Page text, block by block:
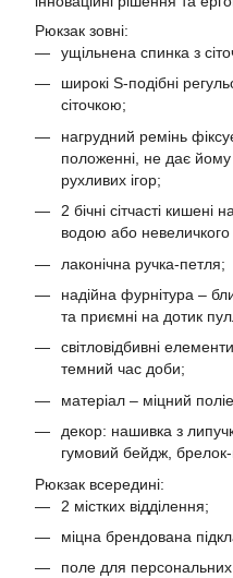
Рюкзак зовні:
ущільнена спинка з
широкі S-подібні
сіточкою;
нагрудний ремінь
положенні, не дає йому
рухливих ігор;
2 бічні сітчасті
водою або
лаконічна ручка-петля;
надійна фурнітура –
та приємні на дотик
світловідбивні
темний час доби;
матеріал – міцний
декор: нашивка з
гумовий бейдж, брелок-
Рюкзак всередині:
2 містких відділення;
міцна брендована
поле для